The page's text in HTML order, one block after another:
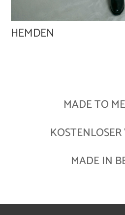
HEMDEN
MADE TO
MADE IN